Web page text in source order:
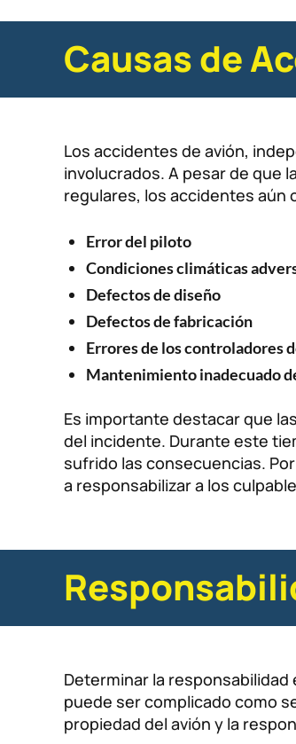
Causas de
Los accidentes de avión,
involucrados. A pesar de que
regulares, los accidentes aún
Error del piloto
Condiciones climáticas
Defectos de diseño
Defectos de fabricación
Errores de los controladores
Mantenimiento inadecuado
Es importante destacar que
del incidente. Durante este
sufrido las consecuencias.
a responsabilizar a los
Determinar la
puede ser complicado como
propiedad del avión y la